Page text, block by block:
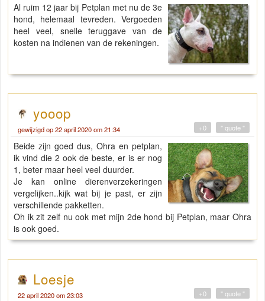
Al ruim 12 jaar bij Petplan met nu de 3e
hond, helemaal tevreden. Vergoeden
heel veel, snelle teruggave van de
kosten na indienen van de rekeningen.
yooop
gewijzigd op 22 april 2020 om 21:34 " quote "
+0
Beide zijn goed dus, Ohra en petplan,
ik vind die 2 ook de beste, er is er nog
1, beter maar heel veel duurder.
Je kan online dierenverzekeringen
vergelijken..kijk wat bij je past, er zijn
verschillende pakketten.
Oh ik zit zelf nu ook met mijn 2de hond bij Petplan, maar Ohra
is ook goed.
Loesje
22 april 2020 om 23:03 " quote "
+0